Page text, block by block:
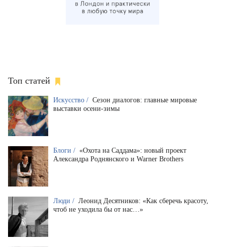
Топ статей
Искусство / Сезон диалогов: главные мировые
выставки осени-зимы
Блоги / «Охота на Саддама»: новый проект
Александра Роднянского и Warner Brothers
Люди / Леонид Десятников: «Как сберечь красоту,
чтоб не уходила бы от нас…»